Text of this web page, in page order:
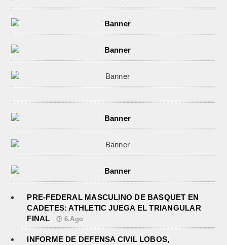
PRE-FEDERAL MASCULINO DE BASQUET EN
CADETES: ATHLETIC JUEGA EL TRIANGULAR
FINAL
6.Ago
INFORME DE DEFENSA CIVIL LOBOS,